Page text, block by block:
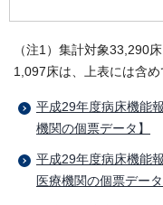
（注1）集計対象33,290
1,097床は、上表には含め
平成29年度病床機能
機関の個票データ】
平成29年度病床機能
医療機関の個票データ